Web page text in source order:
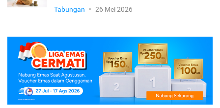
Tabungan • 26 Mei 2026